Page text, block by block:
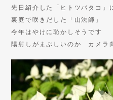
先日紹介した「ヒトツバタコ」
裏庭で咲きだした「山法師」
今年はやけに恥かしそうです
陽射しがまぶしいのか カメラ